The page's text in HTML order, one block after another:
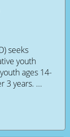
seeks
youth
ages 14-
3 years. ...